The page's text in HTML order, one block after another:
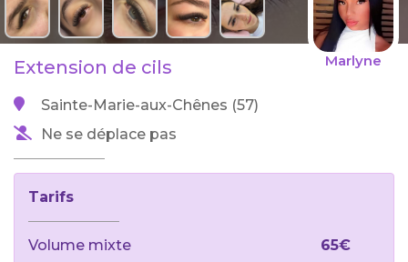
Marlyne
Extension de cils
Sainte-Marie-aux-Chênes (57)
Ne se déplace pas
Tarifs
Volume mixte
65€